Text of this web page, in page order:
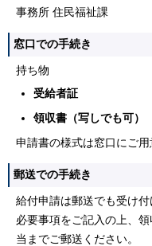
事務所 住民福祉課
窓口での手続き
持ち物
受給者証
領収書（写しでも可）
申請書の様式は窓口にご用
郵送での手続き
給付申請は郵送でも受け付
必要事項をご記入の上、
当までご郵送ください。